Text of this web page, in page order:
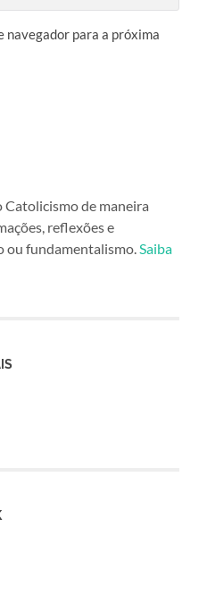
navegador para a próxima
Catolicismo de maneira
reflexões e
ou fundamentalismo.Saiba